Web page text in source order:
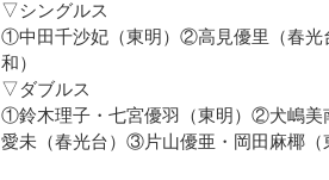
▽シングルス
①中田千沙妃（東明）②高見優里（春
和）
▽ダブルス
①鈴木理子・七宮優羽（東明）②犬嶋
愛未（春光台）③片山優亜・岡田麻椰（